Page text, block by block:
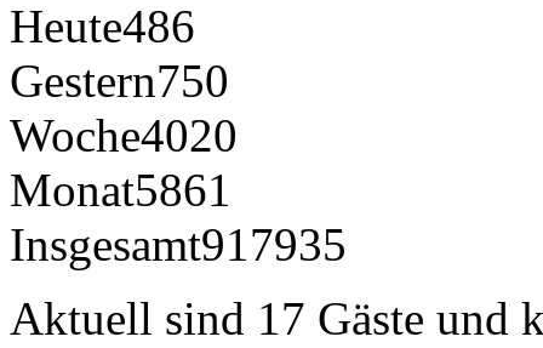
Heute486
Gestern750
Woche4020
Monat5861
Insgesamt917935
Aktuell sind 17 Gäste und